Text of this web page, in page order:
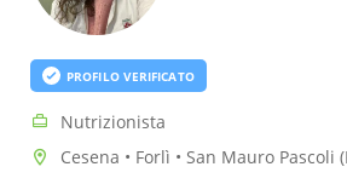
PROFILO VERIFICATO
Nutrizionista
Cesena • Forlì • San Mauro Pascoli